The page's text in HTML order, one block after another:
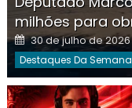
milhões para
Posted
on
30 de julho de 2026
Destaques Da Semana